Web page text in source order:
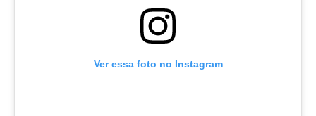
Ver essa foto no Instagram